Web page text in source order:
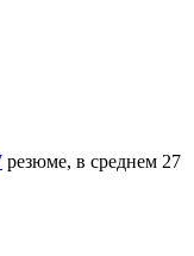
резюме, в среднем 27